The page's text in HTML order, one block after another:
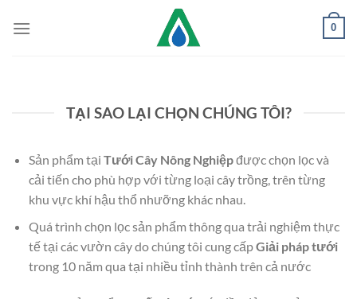
đến
0
TẠI SAO LẠI CHỌN CHÚNG TÔI?
Sản phẩm tại Tưới Cây Nông Nghiệpđược chọn lọc và
cải tiến cho phù hợp với từng loại cây trồng, trên từng
khu vực khí hậu thổ nhưỡng khác nhau.
Quá trình chọn lọc sản phẩm thông qua trải nghiệm thực
tế tại các vườn cây do chúng tôi cung cấpGiải pháp tưới
trong 10 năm qua tại nhiều tỉnh thành trên cả nước